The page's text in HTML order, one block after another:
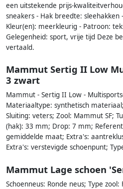
een uitstekende prijs-
sneakers - Hak breedte:
Kleur(en): meerkleurig - Patroon:
Gelegenheid: sport, vrije tijd Deze
vertaald.
Mammut Sertig II Low
3 zwart
Mammut - Sertig II Low -
Materiaaltype: synthetisch
Sluiting: veters; Zool: Mammut SF;
(hak): 33 mm; Drop: 7 mm;
gemiddelde maat; Extra's:
Extra's: verstevigde schoenpunt;
Mammut Lage schoen
Schoenneus: Ronde neus; Type